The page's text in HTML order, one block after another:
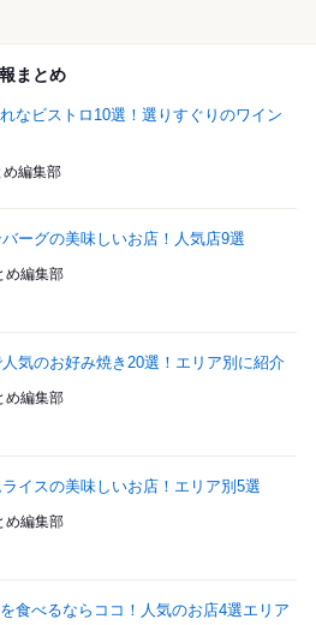
まとめ
なビストロ10選！選りすぐりのワイン
編集部
バーグの美味しいお店！人気店9選
め編集部
気のお好み焼き20選！エリア別に紹介
め編集部
ライスの美味しいお店！エリア別5選
め編集部
食べるならココ！人気のお店4選エリア